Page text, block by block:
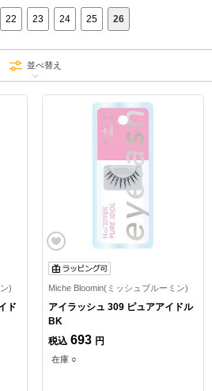
22 23 24 25 26
並べ替え
)
ド
Miche Bloomin(ミッシュブルーミン)
アイラッシュ 309 ピュアアイドル
BK
税込 693 円
在庫 ○